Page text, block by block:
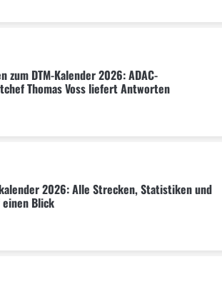
zum DTM-Kalender 2026: ADAC-
Thomas Voss liefert Antworten
2026: Alle Strecken, Statistiken und
einen Blick